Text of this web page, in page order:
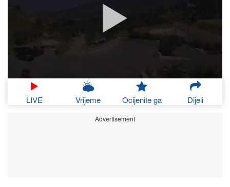
LIVE Vrijeme Ocijenite ga Dijeli
Advertisement